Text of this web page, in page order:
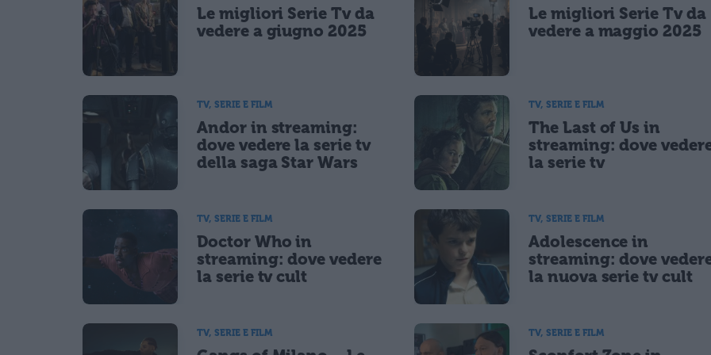
Acconsento all'uso dei miei dati da parte di terzi per finalità di marketing diretto con modalità automatizzate o tradizionali
Le migliori Serie Tv da
vedere a giugno 2025
Le migliori Serie Tv da
vedere a maggio 2025
TV, SERIE E FILM
Andor in streaming:
dove vedere la serie tv
della saga Star Wars
TV, SERIE E FILM
The Last of Us in
streaming: dove
la serie tv
TV, SERIE E FILM
Doctor Who in
streaming: dove vedere
la serie tv cult
TV, SERIE E FILM
Adolescence in
streaming: dove
la nuova serie tv cult
TV, SERIE E FILM TV, SERIE E FILM